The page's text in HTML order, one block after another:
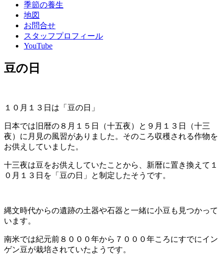
季節の養生
地図
お問合せ
スタッフプロフィール
YouTube
豆の日
１０月１３日は「豆の日」
日本では旧暦の８月１５日（十五夜）と９月１３日（十三
夜）に月見の風習がありました。そのころ収穫される作物を
お供えしていました。
十三夜は豆をお供えしていたことから、新暦に置き換えて１
０月１３日を「豆の日」と制定したそうです。
縄文時代からの遺跡の土器や石器と一緒に小豆も見つかって
います。
南米では紀元前８０００年から７０００年ころにすでにイン
ゲン豆が栽培されていたようです。